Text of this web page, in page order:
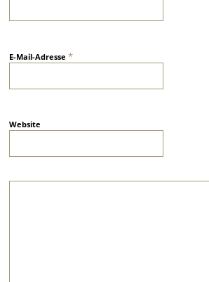
E-Mail-Adresse*
Website